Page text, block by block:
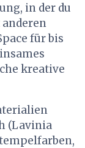
in der du
für bis
kreative
(Lavinia